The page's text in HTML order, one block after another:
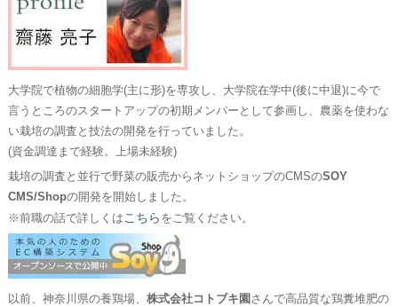
大学院で植物の細胞学(主に形)を専攻し、大学院在学中(後に中退)に今で
言うところのスタートアップの初期メンバーとして参画し、農薬を使わな
い栽培の調査と技法の開発を行っていました。
(資金調達まで経験。上場未経験)
栽培の調査と並行で野菜の販売からネットショップのCMSのSOY
CMS/Shopの開発を開始しました。
※前職の話で詳しくはこちら をご覧ください。
以前、神奈川県の養鶏場、 株式会社コトブキ園 さんで高品質な鶏糞堆肥の